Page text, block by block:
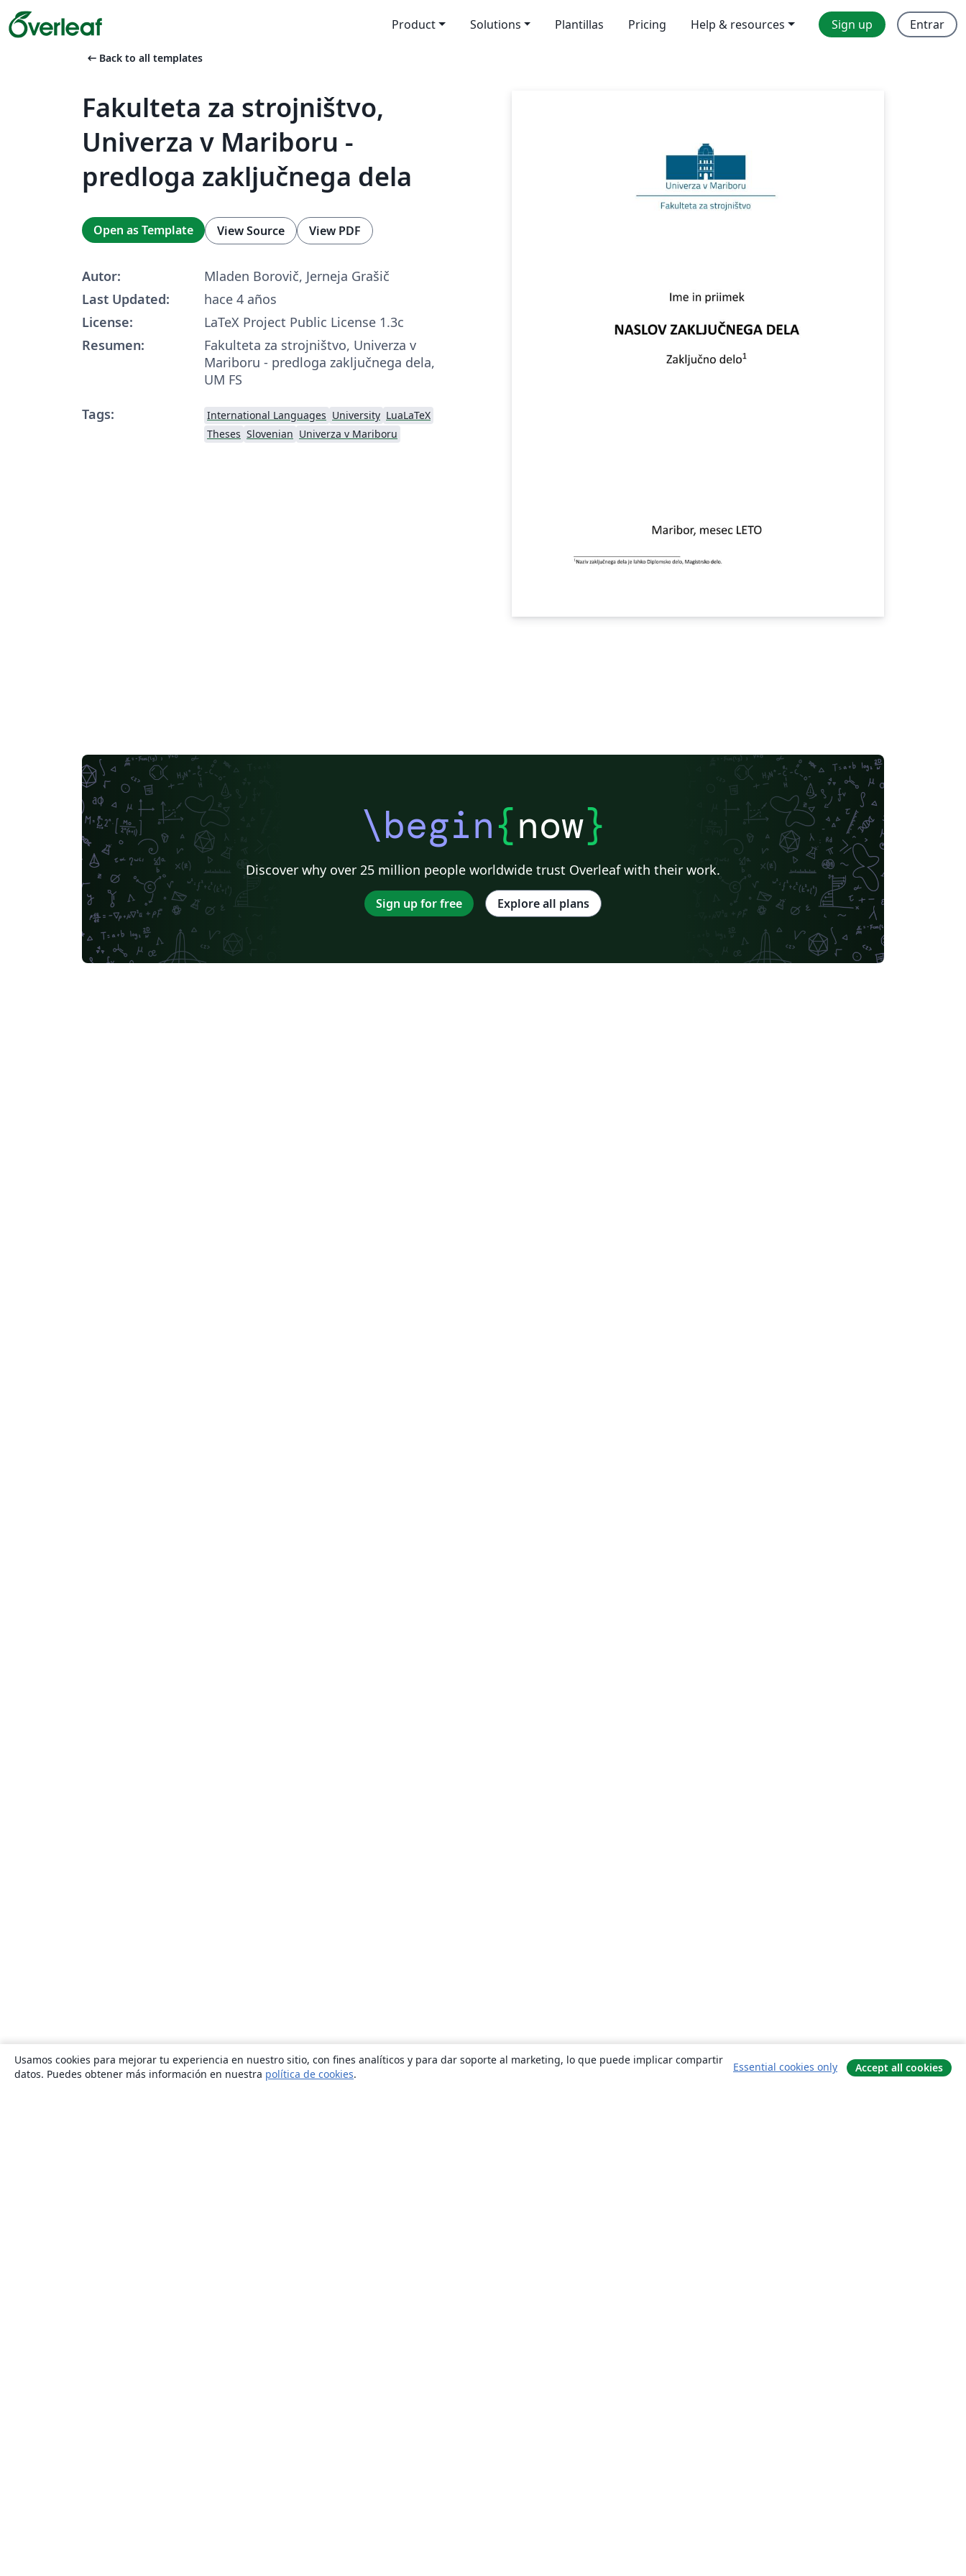
Product Solutions Plantillas Pricing Help & resources Sign up Entrar
arrow_left_alt Back to all templates
Fakulteta za strojništvo,
Univerza v Mariboru -
predloga zaključnega dela
Open as Template View Source View PDF
Autor:
Mladen Borovič, Jerneja Grašič
Last Updated:
hace 4 años
License:
LaTeX Project Public License 1.3c
Resumen:
Fakulteta za strojništvo, Univerza v
Mariboru - predloga zaključnega dela,
UM FS
Tags:
International Languages University LuaLaTeX
Theses Slovenian Univerza v Mariboru
\begin{now}
Discover why over 25 million people worldwide trust Overleaf with their work.
Sign up for free Explore all plans
Usamos cookies para mejorar tu experiencia en nuestro sitio, con fines analíticos y para dar soporte al marketing, lo que puede implicar compartir
datos. Puedes obtener más información en nuestra política de cookies.
Essential cookies only Accept all cookies